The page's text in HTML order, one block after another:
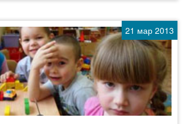
21 мар 2013